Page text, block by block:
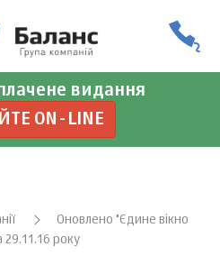
видання
ON-LINE
Оновлено "Єдине вікно
29.11.16 року